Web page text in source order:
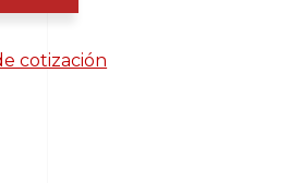
cotización